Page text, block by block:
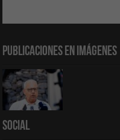
Publicaciones en Imágenes
Social